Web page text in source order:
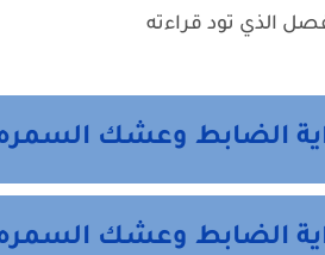
الذي تود قراءته
الضابط وعشك
الضابط وعشك السمره